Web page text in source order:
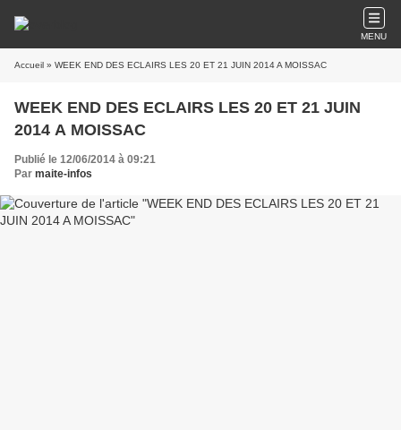
MENU
Accueil » WEEK END DES ECLAIRS LES 20 ET 21 JUIN 2014 A MOISSAC
WEEK END DES ECLAIRS LES 20 ET 21 JUIN
2014 A MOISSAC
Publié le 12/06/2014 à 09:21
Par maite-infos